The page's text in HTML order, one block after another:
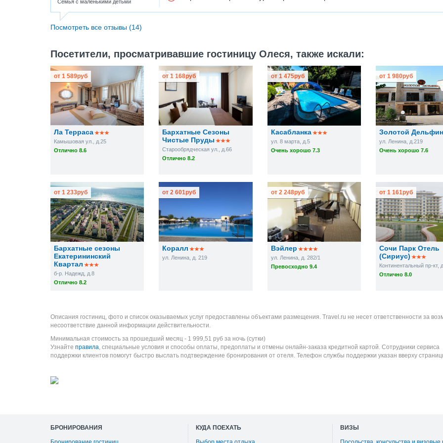
Семья с маленькими детьми
Посмотреть все отзывы (14)
Посетители, просматривавшие гостиницу Олеся, также искали:
Ла Терраса
Камышовая ул., д.25
Отлично 8.6
от 1 589руб
Бархатные Сезоны
Чистые Пруды
Старообрядческая ул., д.66
Отлично 8.2
от1 168руб
Касабланка
ул. 8 марта, д.5
Очень хорошо 7.3
от 1 475руб
Золотой
ул. Ленина, д.219
Очень хорошо 7.6
от1 980руб
Бархатные сезоны
Екатерининский
Квартал
б-р. Надежд, д.8
Отлично 8.2
от 1 233руб
Коралл
ул. Ленина, д. 219
от2 601руб
Вэйлер
ул. Ленина, д. 282/1
Превосходно 9.4
от 2 248руб
Сочи Парк Отель
(Сириус)
Континентальный пр-кт,
Отлично 8.0
от1 161руб
Описания гостиниц, фото и список оказываемых услуг предоставлены объектами размещения. Travel.ru не несет ответственности за
несоответствие данной информации действительности.
Минимальная стоимость за прошедший месяц - 1 999,51 руб за ночь (сутки)
Узнайте правила, специальные условия и способы оплаты, предоплаты и отмены онлайн-заказа кредитной картой. Сотрудники сервиса
поддержки клиентов помогут быстро выслать подтверждение бронирования от отеля. Телефон службы поддержки указан вверху
БРОНИРОВАНИЯ КУДА ПОЕХАТЬ ВИЗЫ